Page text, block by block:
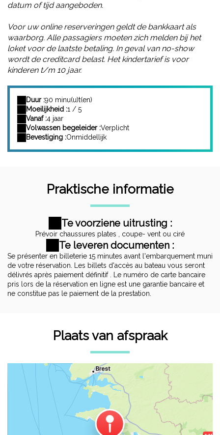
datum of tijd aangeboden.
Voor uw online reserveringen geldt de bankkaart als
waarborg. Alle passagiers moeten zich melden bij het
loket voor de laatste betaling. In geval van no-show
wordt de creditcard belast. Het kindertarief is voor
kinderen t/m 10 jaar.
Duur :90 minu(u)t(en)
Moeilijkheid :1 / 5
Vanaf :
4 jaar
Volwassen begeleider :Verplicht
Bevestiging :Onmiddellijk
Praktische informatie
Te voorziene uitrusting :
Prévoir chaussures plates , coupe- vent ou ciré
Te leveren documenten :
Se présenter en billeterie 15 minutes avant l'embarquement muni
de votre réservation. Les billets d'accès au bateau vous seront
délivrés après paiement définitif . Le numéro de carte bancaire
pris lors de la réservation en ligne est une garantie bancaire et
ne constitue pas le paiement de la prestation.
Plaats van afspraak